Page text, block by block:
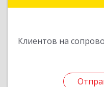
Клиентов на